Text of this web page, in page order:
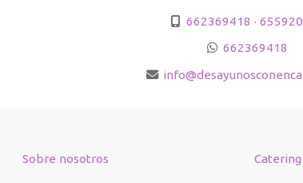
662369418 ·
662369418
info
Sobre nosotros